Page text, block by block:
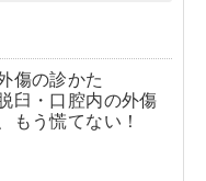
傷の診かた
臼・口腔内の外傷
もう慌てない！